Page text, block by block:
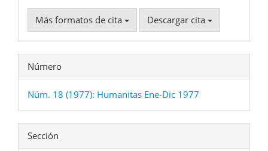
Más formatos de cita Descargar cita
Número
Núm. 18 (1977): Humanitas Ene-Dic 1977
Sección